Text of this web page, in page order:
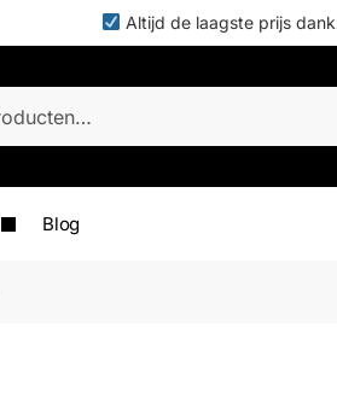
Altijd de laagste prijs
Blog